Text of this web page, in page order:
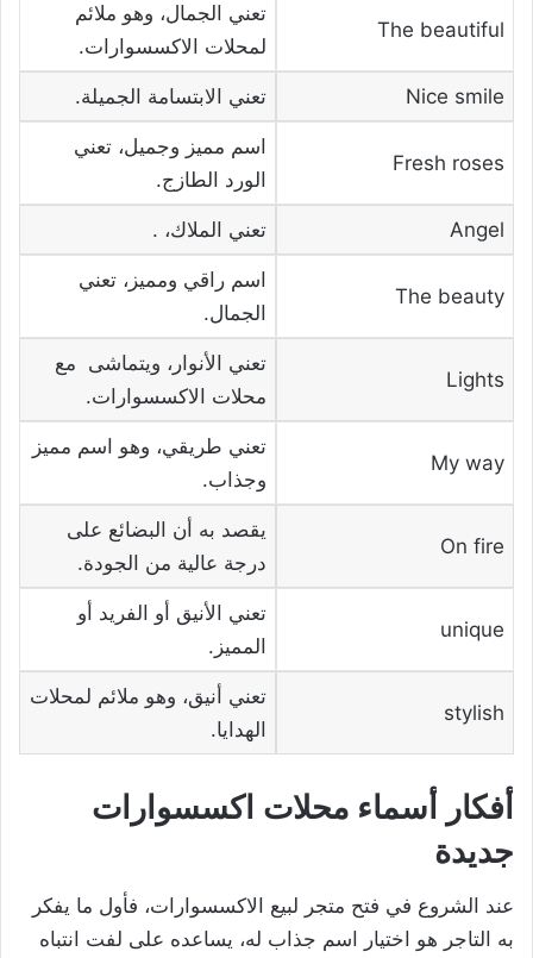
The beautiful
تعني الجمال، وهو ملائم
لمحلات الاكسسوارات.
Nice smile تعني الابتسامة الجميلة.
Fresh roses
اسم مميز وجميل، تعني
الورد الطازج.
Angel تعني الملاك، .
The beauty
اسم راقي ومميز، تعني
الجمال.
Lights
تعني الأنوار، ويتماشى مع
محلات الاكسسوارات.
My way
تعني طريقي، وهو اسم مميز
وجذاب.
On fire
يقصد به أن البضائع على
درجة عالية من الجودة.
unique
تعني الأنيق أو الفريد أو
المميز.
stylish
تعني أنيق، وهو ملائم لمحلات
الهدايا.
أفكار أسماء محلات اكسسوارات
جديدة
عند الشروع في فتح متجر لبيع الاكسسوارات، فأول ما يفكر
به التاجر هو اختيار اسم جذاب له، يساعده على لفت انتباه